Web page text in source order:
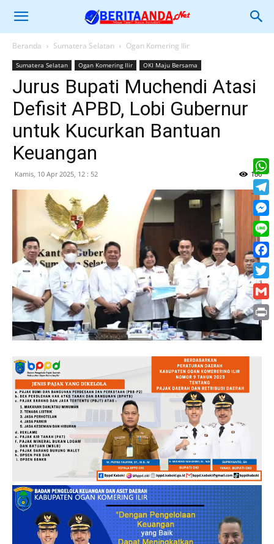
Beranda Sumatera Selatan Ogan Komering Ilir
Sumatera Selatan Ogan Komering Ilir OKI Maju Bersama
Jurus Bupati Muchendi Atasi
Defisit APBD, Lobi Gubernur
untuk Kucurkan Bantuan
Keuangan
Kamis, 10 Apr 2025, 12 : 52 186
Line
Print